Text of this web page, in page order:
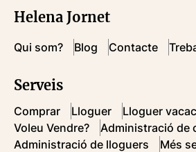
Helena Jornet
Qui som? Blog Contacte
Serveis
Comprar Lloguer
Lloguer
Voleu Vendre?
Administració de
Administració de lloguers
Més